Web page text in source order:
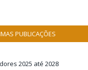
PUBLICAÇÕES
2025 até 2028